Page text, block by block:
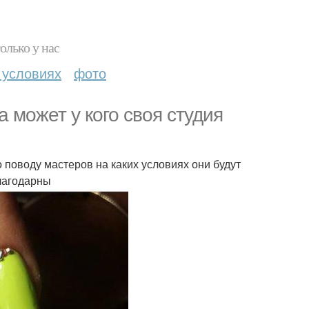
у нас
фото
у кого своя студия
мастеров на каких условиях они будут